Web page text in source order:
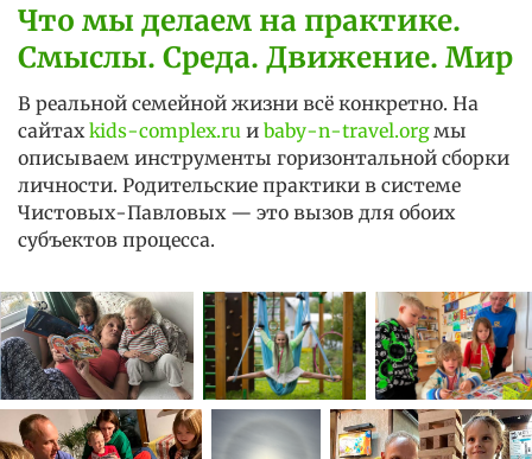
Что мы делаем на практике.
Смыслы. Среда. Движение. Мир
В реальной семейной жизни всё конкретно. На
сайтах kids-complex.ru и baby-n-travel.orgмы
описываем инструменты горизонтальной сборки
личности. Родительские практики в системе
Чистовых-Павловых — это вызов для обоих
субъектов процесса.